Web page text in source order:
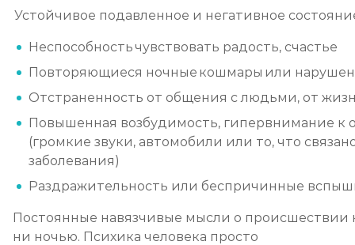
Устойчивое подавленное и негативное
Неспособность чувствовать радость, счастье
Повторяющиеся ночные кошмары или
Отстраненность от общения с людьми, от
Повышенная возбудимость, гипервнимание к
(громкие звуки, автомобили или то, что
заболевания)
Раздражительность или беспричинные
Постоянные навязчивые мысли о происшествии
ни ночью. Психика человека просто